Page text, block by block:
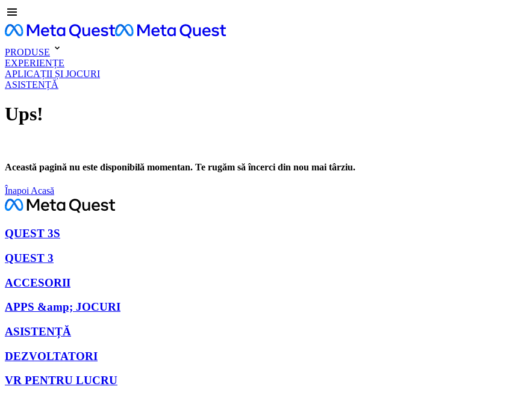
PRODUSE
EXPERIENȚE
APLICAȚII ȘI JOCURI
ASISTENȚĂ
Ups!
Această pagină nu este disponibilă momentan. Te rugăm să încerci din nou mai târziu.
Înapoi Acasă
QUEST 3S
QUEST 3
ACCESORII
APPS &amp; JOCURI
ASISTENȚĂ
DEZVOLTATORI
VR PENTRU LUCRU